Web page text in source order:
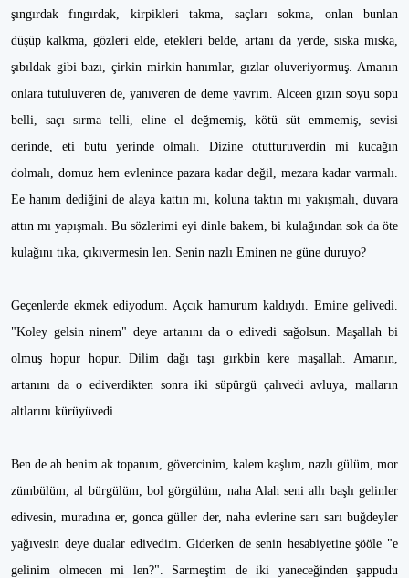
şıngırdak fıngırdak, kirpikleri takma, saçları sokma, onlan bunlan
düşüp kalkma, gözleri elde, etekleri belde, artanı da yerde, sıska mıska,
şıbıldak gibi bazı, çirkin mirkin hanımlar, gızlar oluveriyormuş. Amanın
onlara tutuluveren de, yanıveren de deme yavrım. Alceen gızın soyu sopu
belli, saçı sırma telli, eline el değmemiş, kötü süt emmemiş, sevisi
derinde, eti butu yerinde olmalı. Dizine otutturuverdin mi kucağın
dolmalı, domuz hem evlenince pazara kadar değil, mezara kadar varmalı.
Ee hanım dediğini de alaya kattın mı, koluna taktın mı yakışmalı, duvara
attın mı yapışmalı. Bu sözlerimi eyi dinle bakem, bi kulağından sok da öte
kulağını tıka, çıkıvermesin len. Senin nazlı Eminen ne güne duruyo?
Geçenlerde ekmek ediyodum. Açcık hamurum kaldıydı. Emine gelivedi.
"Koley gelsin ninem" deye artanını da o edivedi sağolsun. Maşallah bi
olmuş hopur hopur. Dilim dağı taşı gırkbin kere maşallah. Amanın,
artanını da o ediverdikten sonra iki süpürgü çalıvedi avluya, malların
altlarını kürüyüvedi.
Ben de ah benim ak topanım, gövercinim, kalem kaşlım, nazlı gülüm, mor
zümbülüm, al bürgülüm, bol görgülüm, naha Alah seni allı başlı gelinler
edivesin, muradına er, gonca güller der, naha evlerine sarı sarı buğdeyler
yağıvesin deye dualar edivedim. Giderken de senin hesabiyetine şööle "e
gelinim olmecen mi len?". Sarmeştim de iki yaneceğinden şappudu